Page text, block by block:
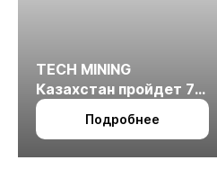
TECH MINING
Казахстан пройдет 7
октября в Алматы
Подробнее